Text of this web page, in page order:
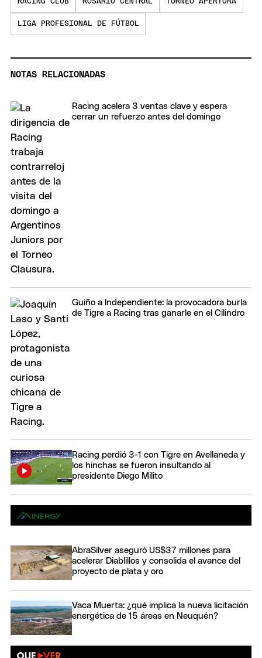
RACING CLUB ROSARIO CENTRAL TORNEO APERTURA
LIGA PROFESIONAL DE FÚTBOL
NOTAS RELACIONADAS
Racing acelera 3 ventas clave y espera
cerrar un refuerzo antes del domingo
Guiño a Independiente: la provocadora burla
de Tigre a Racing tras ganarle en el Cilindro
Racing perdió 3-1 con Tigre en Avellaneda y
los hinchas se fueron insultando al
presidente Diego Milito
AbraSilver aseguró US$37 millones para
acelerar Diablillos y consolida el avance del
proyecto de plata y oro
Vaca Muerta: ¿qué implica la nueva licitación
energética de 15 áreas en Neuquén?